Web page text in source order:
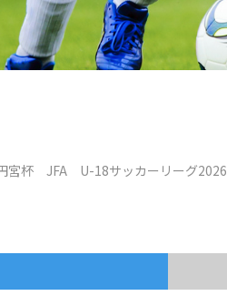
指
メ
委
ス
宮杯 JFA U-18サッカーリーグ